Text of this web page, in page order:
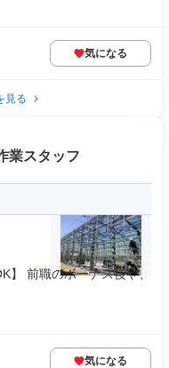
気になる
見る
業スタッフ
】 前職のボーナス後や、
気になる